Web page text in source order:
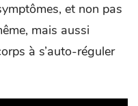
et non pas
mais aussi
à s’auto-réguler